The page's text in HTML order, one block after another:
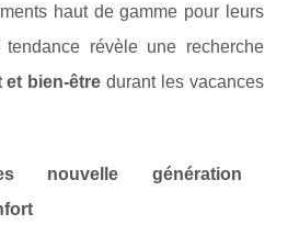
haut de gamme pour leurs
révèle une recherche
et bien-être durant les vacances
nouvelle génération